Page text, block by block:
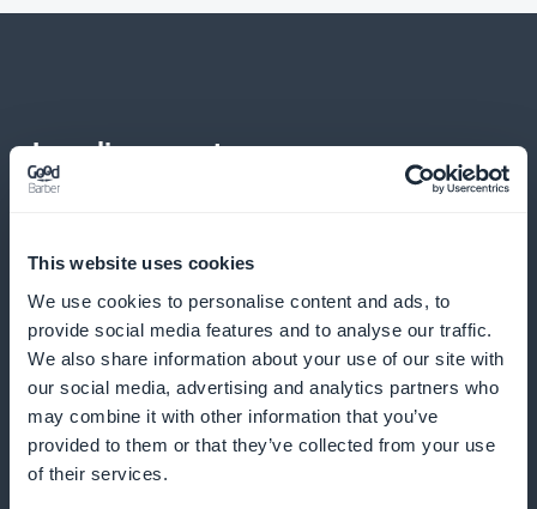
This website uses cookies
We use cookies to personalise content and ads, to
provide social media features and to analyse our traffic.
We also share information about your use of our site with
our social media, advertising and analytics partners who
may combine it with other information that you’ve
provided to them or that they’ve collected from your use
of their services.
Ja paljon muuta
Syvällinen trendianalyysi
Käytä tarkkoja tietoja tilaustarjousten hienosäätöön